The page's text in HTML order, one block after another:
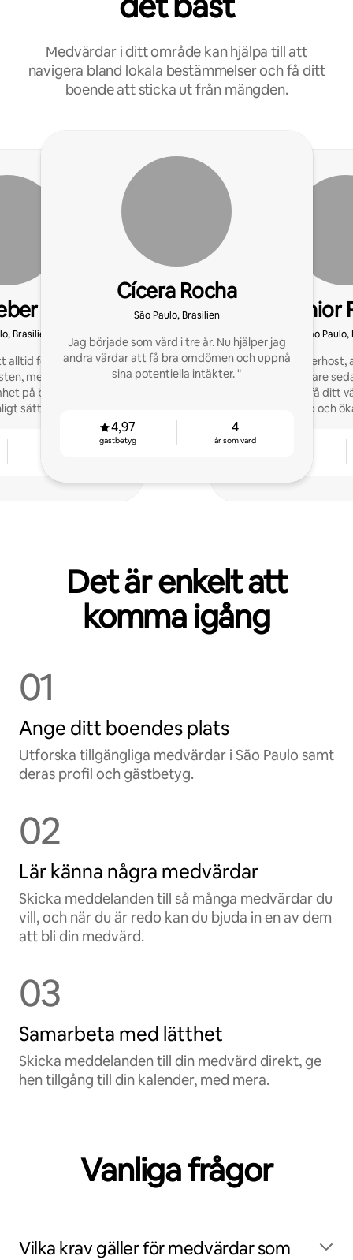
Medvärdar i ditt område kan hjälpa till att
navigera bland lokala bestämmelser och få ditt
boende att sticka ut från mängden.
Brasilien
alltid försöka erbjuda
med snabba svar
på behov på ett
sätt."
Cícera Rocha
São Paulo, Brasilien
Jag började som värd i tre år. Nu hjälper jag
andra värdar att få bra omdömen och uppnå
sina potentiella intäkter. "
4,97
gästbetyg
4
år som värd
São
Jag är Superhost,
community-ledare
kommer vi att få ditt
på Airbnb och
Det är enkelt att
komma igång
01
Ange ditt boendes plats
Utforska tillgängliga medvärdar i São Paulo samt
deras profil och gästbetyg.
02
Lär känna några medvärdar
Skicka meddelanden till så många medvärdar du
vill, och när du är redo kan du bjuda in en av dem
att bli din medvärd.
03
Samarbeta med lätthet
Skicka meddelanden till din medvärd direkt, ge
hen tillgång till din kalender, med mera.
Vanliga frågor
Vilka krav gäller för medvärdar som